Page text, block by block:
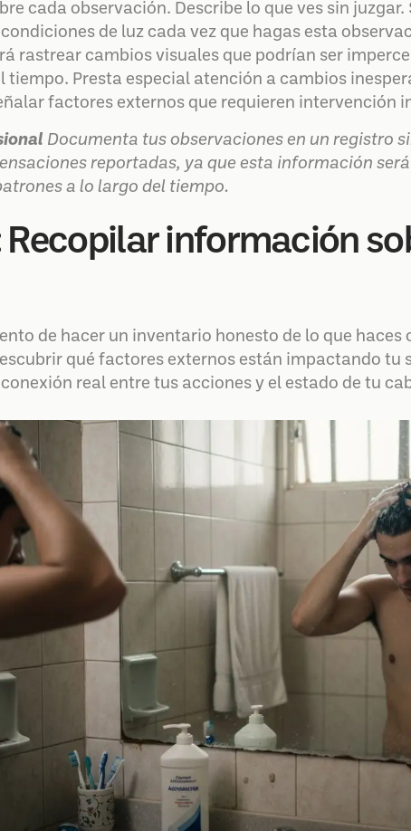
cada observación. Describe lo que ves sin
de luz cada vez que hagas esta
rastrear cambios visuales que podrían ser
tiempo. Presta especial atención a cambios
factores externos que requieren intervención
Documenta tus observaciones en un registro
reportadas, ya que esta información
a lo largo del tiempo.
Recopilar información
de hacer un inventario honesto de lo que
qué factores externos están impactando tu
real entre tus acciones y el estado de tu